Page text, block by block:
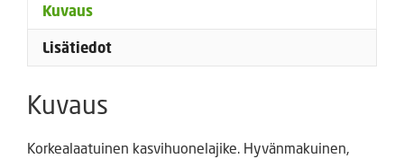
Kuvaus
Lisätiedot
Kuvaus
Korkealaatuinen kasvihuonelajike. Hyvänmakuinen,